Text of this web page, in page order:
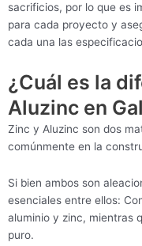
sacrificios, por lo que es
para cada proyecto y
cada una las
¿Cuál es la
Aluzinc en
Zinc y Aluzinc son dos
comúnmente en la
Si bien ambos son
esenciales entre ellos:
aluminio y zinc, mientras
puro.